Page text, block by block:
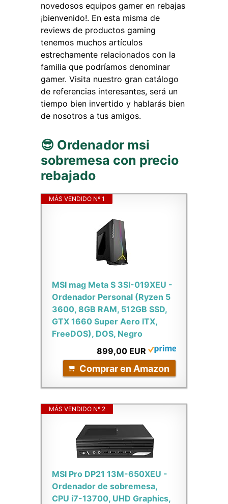
novedosos equipos gamer en rebajas
¡bienvenido!. En esta misma de
reviews de productos gaming
tenemos muchos artículos
estrechamente relacionados con la
familia que podríamos denominar
gamer. Visita nuestro gran catálogo
de referencias interesantes, será un
tiempo bien invertido y hablarás bien
de nosotros a tus amigos.
😎 Ordenador msi
sobremesa con precio
rebajado
MÁS VENDIDO Nº 1
MSI mag Meta S 3SI-019XEU -
Ordenador Personal (Ryzen 5
3600, 8GB RAM, 512GB SSD,
GTX 1660 Super Aero ITX,
FreeDOS), DOS, Negro
899,00 EUR
Comprar en Amazon
MÁS VENDIDO Nº 2
MSI Pro DP21 13M-650XEU -
Ordenador de sobremesa,
CPU i7-13700, UHD Graphics,